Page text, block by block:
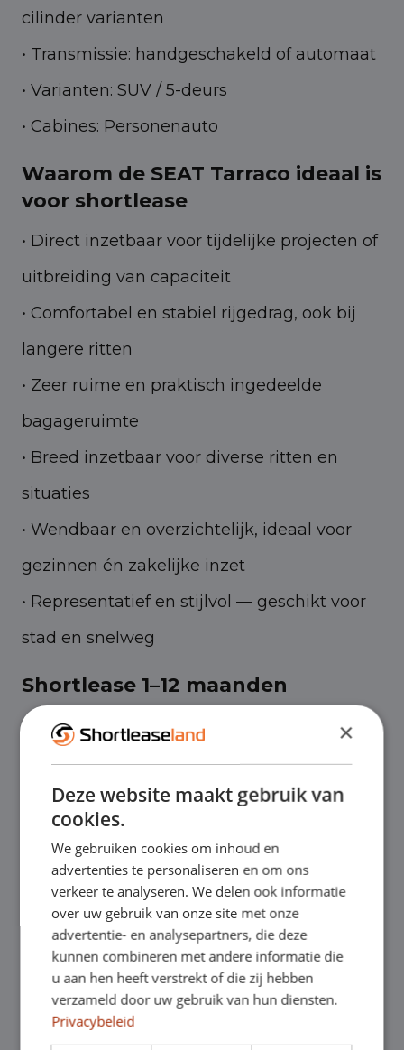
cilinder varianten
• Transmissie: handgeschakeld of automaat
• Varianten: SUV / 5-deurs
• Cabines: Personenauto
Waarom de SEAT Tarraco ideaal is
voor shortlease
• Direct inzetbaar voor tijdelijke projecten of
uitbreiding van capaciteit
• Comfortabel en stabiel rijgedrag, ook bij
langere ritten
• Zeer ruime en praktisch ingedeelde
bagageruimte
• Breed inzetbaar voor diverse ritten en
situaties
• Wendbaar en overzichtelijk, ideaal voor
gezinnen én zakelijke inzet
• Representatief en stijlvol — geschikt voor
stad en snelweg
Shortlease 1–12 maanden
Shortlease is de ideale oplossing wanneer je
tijdelijk extra vervoer nodig hebt, te maken
krijgt met piekdrukte, een nieuwe
behouden zonder langdurige
verplichtingen.
Bij Shortleaseland rijd je direct uit voorraad
en profiteer je van flexibele shortlease-
contracten die tussentijds aanpasbaar zijn.
×
Deze website maakt gebruik van
cookies.
We gebruiken cookies om inhoud en
advertenties te personaliseren en om ons
verkeer te analyseren. We delen ook informatie
over uw gebruik van onze site met onze
advertentie- en analysepartners, die deze
kunnen combineren met andere informatie die
u aan hen heeft verstrekt of die zij hebben
verzameld door uw gebruik van hun diensten.
Privacybeleid